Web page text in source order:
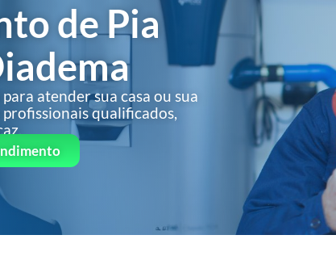
de Pia
atender sua casa ou sua
qualificados,